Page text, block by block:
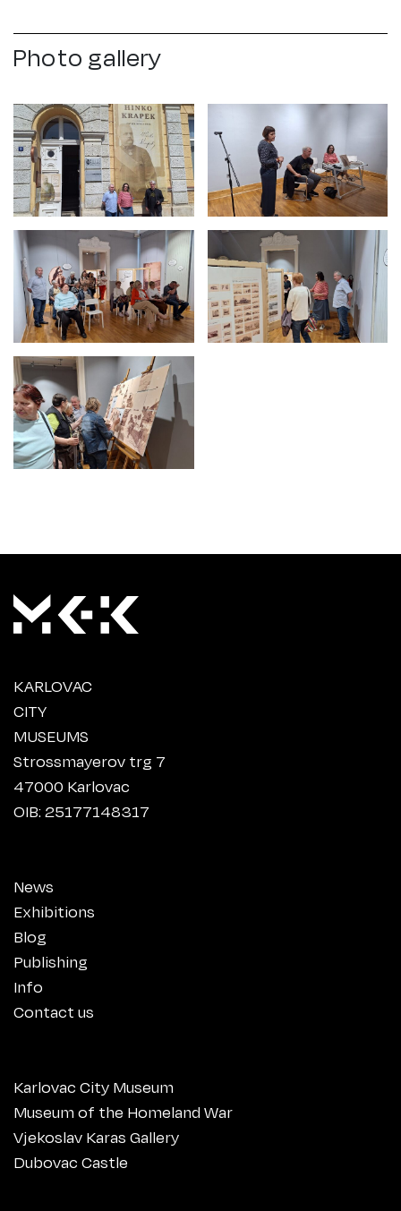
Photo gallery
KARLOVAC
CITY
MUSEUMS
Strossmayerov trg 7
47000 Karlovac
OIB: 25177148317
News
Exhibitions
Blog
Publishing
Info
Contact us
Karlovac City Museum
Museum of the Homeland War
Vjekoslav Karas Gallery
Dubovac Castle